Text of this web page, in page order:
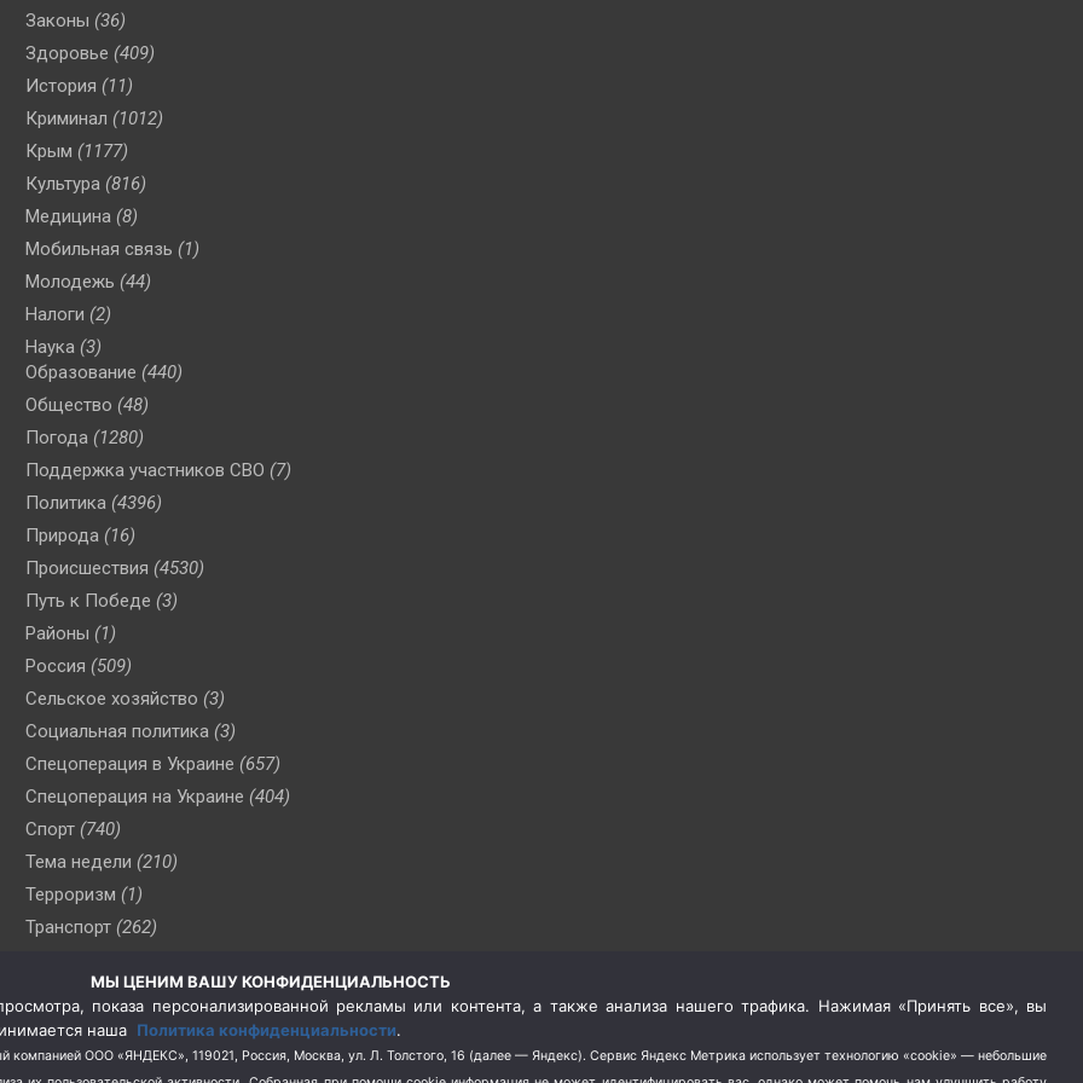
Законы (36)
Здоровье (409)
История (11)
Криминал (1012)
Крым (1177)
Культура (816)
Медицина (8)
Мобильная связь (1)
Молодежь (44)
Налоги (2)
Наука (3)
Образование (440)
Общество (48)
Погода (1280)
Поддержка участников СВО (7)
Политика (4396)
Природа (16)
Происшествия (4530)
Путь к Победе (3)
Районы (1)
Россия (509)
Сельское хозяйство (3)
Социальная политика (3)
Спецоперация в Украине (657)
Спецоперация на Украине (404)
Спорт (740)
Тема недели (210)
Терроризм (1)
Транспорт (262)
(76)
Цены (2)
Школа и спорт (2)
МЫ ЦЕНИМ ВАШУ КОНФИДЕНЦИАЛЬНОСТЬ
показа персонализированной рекламы или контента, а также анализа нашего трафика. Нажимая «Принять все», вы
наша Политика конфиденциальности.
компанией ООО «ЯНДЕКС», 119021, Россия, Москва, ул. Л. Толстого, 16 (далее — Яндекс). Сервис Яндекс Метрика использует технологию «cookie» — небольшие